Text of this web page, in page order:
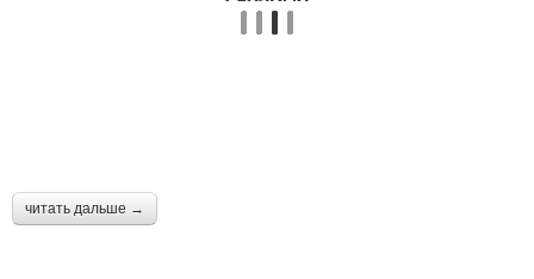
читать дальше →